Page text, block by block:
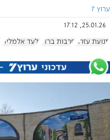
ערוץ 7
25.01.26, 17:12
תנועת עזרא חרבות ברזל גלעד אלמליח